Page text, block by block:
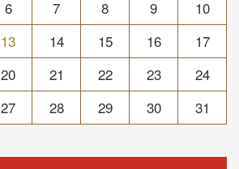
6 7 8 9
10
13 14 15 16
17
20 21 22 23
24
27 28 29 30 31